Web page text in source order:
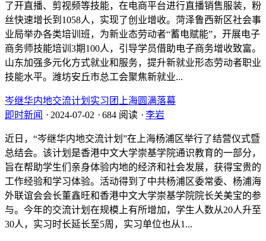
了开直播、剪视频等技能，在电商平台进行直播销售服装，粉
丝快速增长到1058人，实现了创业增收。菏泽鲁西新区社会事
业局举办各类培训班，为新业态劳动者“蓄电赋能”，开展电子
商务师技能培训3期100人，引导学员借助电子商务增收致富。
山东加强多元化方式就业和服务，提升新就业形态劳动者职业
技能水平。潍坊安丘市总工会聚焦新就业...
岑继华内地交流计划实习团上海圆满落幕
即时新闻 ⋅ 2024-07-02 ⋅ 684 阅读 ⋅ 李岩
近日，“岑继华内地交流计划”在上海杨浦区举行了结营仪式暨
总结会。该计划是香港中文大学崇基学院通识教育的一部分，
旨在帮助学生们亲身体验内地的经济和社会发展，获得宝贵的
工作经验和学习体验。活动得到了中共杨浦区委常委、杨浦海
外联谊会会长董鑫旺和香港中文大学崇基学院院长关美宝的参
与。今年的交流计划在规模上有所增加，学生人数从20人升至
30人，实习时长延长至5周，实习单位也从1...